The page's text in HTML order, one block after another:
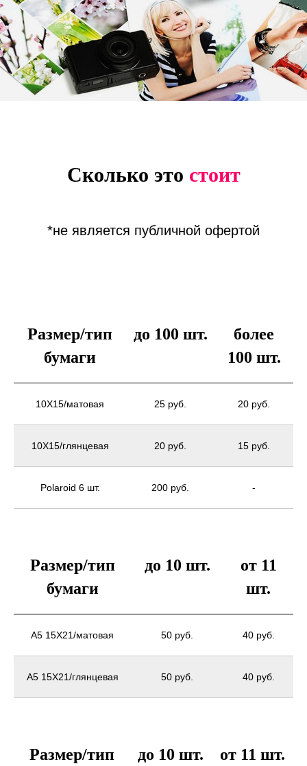
Сколько это стоит
*не является публичной офертой
Размер/тип
бумаги
до 100 шт.
более
100 шт.
10X15/матовая 25 руб. 20 руб.
10X15/глянцевая 20 руб. 15 руб.
Polaroid 6 шт. 200 руб. -
Размер/тип
бумаги
до 10 шт.
от 11
шт.
А5 15X21/матовая 50 руб. 40 руб.
А5 15X21/глянцевая 50 руб. 40 руб.
Размер/тип
до 10 шт. от 11 шт.